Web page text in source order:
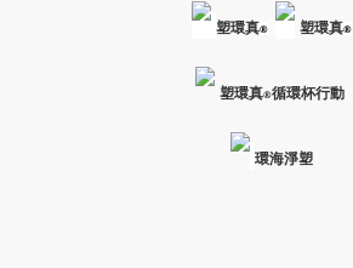
塑環真® 塑環真®
塑環真®循環杯行動
環海淨塑